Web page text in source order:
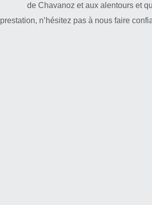
de Chavanoz et aux alentours et
prestation, n’hésitez pas à nous faire